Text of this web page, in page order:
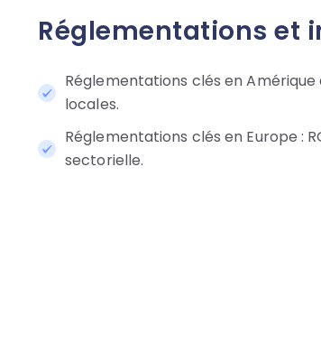
Réglementations et
Réglementations clés en Amérique
locales.
Réglementations clés en Europe :
sectorielle.